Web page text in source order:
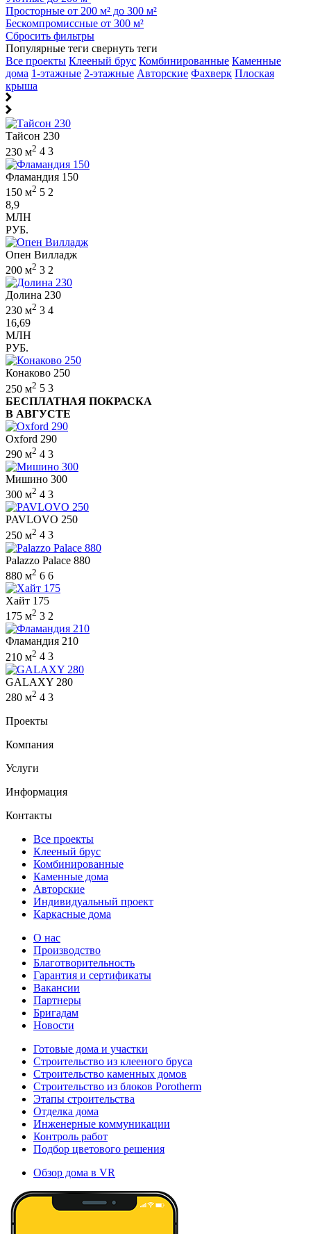
Просторные от 200 м² до 300 м²
Бескомпромиссные от 300 м²
Сбросить фильтры
Популярные теги свернуть теги
Все проекты Клееный брус Комбинированные Каменные
дома 1-этажные 2-этажные Авторские Фахверк Плоская
крыша
Тайсон 230
230 м2 4 3
Фламандия 150
150 м2 5 2
8,9
МЛН
РУБ.
Опен Вилладж
200 м2 3 2
Долина 230
230 м2 3 4
16,69
МЛН
РУБ.
Конаково 250
250 м2 5 3
БЕСПЛАТНАЯ ПОКРАСКА
В АВГУСТЕ
Oxford 290
290 м2 4 3
Мишино 300
300 м2 4 3
PAVLOVO 250
250 м2 4 3
Palazzo Palace 880
880 м2 6 6
Хайт 175
175 м2 3 2
Фламандия 210
210 м2 4 3
GALAXY 280
280 м2 4 3
Проекты
Компания
Услуги
Информация
Контакты
Все проекты
Клееный брус
Комбинированные
Каменные дома
Авторские
Индивидуальный проект
Каркасные дома
О нас
Производство
Благотворительность
Гарантия и сертификаты
Вакансии
Партнеры
Бригадам
Новости
Готовые дома и участки
Строительство из клееного бруса
Строительство каменных домов
Строительство из блоков Porotherm
Этапы строительства
Отделка дома
Инженерные коммуникации
Контроль работ
Подбор цветового решения
Обзор дома в VR